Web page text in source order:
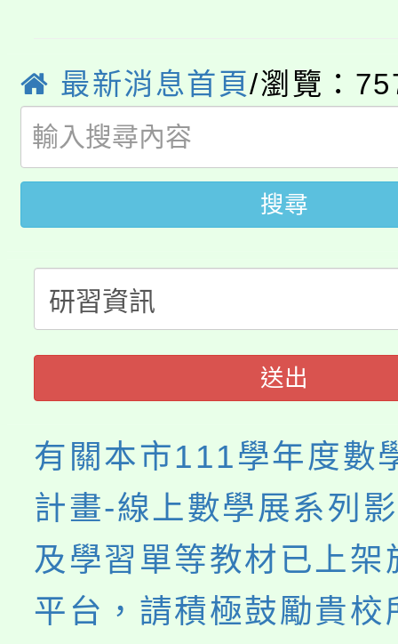
生本土語及新住民語歌
公告本校115學年度第
代理(課)教師甄選結果(
公告本校115學年度第
代理(課)教師甄選結果(
轉知中國文化大學推廣
《TA101》溝通分析基
程，歡迎學生輔導中心
心理、諮商輔導、社會
系所師生報名參加。
轉知苗栗縣政府辦理
門員」簡章及活動海報
踴躍報名參加。
要點
「桃園市補助參觀特色
115年度「教育部表揚
義教育推展貢獻獎」
最新消息首頁/瀏覽：
搜尋
送出
有關本市111學年度數
計畫-線上數學展系列
及學習單等教材已上架
平台，請積極鼓勵貴校